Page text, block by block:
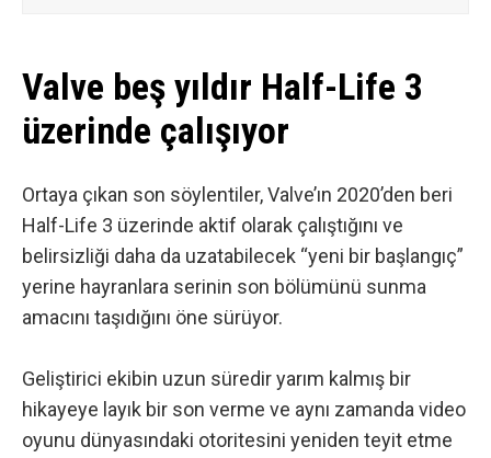
Valve beş yıldır Half-Life 3
üzerinde çalışıyor
Ortaya çıkan son söylentiler, Valve’ın 2020’den beri
Half-Life 3 üzerinde aktif olarak çalıştığını ve
belirsizliği daha da uzatabilecek “yeni bir başlangıç”
yerine hayranlara serinin son bölümünü sunma
amacını taşıdığını öne sürüyor.
Geliştirici ekibin uzun süredir yarım kalmış bir
hikayeye layık bir son verme ve aynı zamanda video
oyunu dünyasındaki otoritesini yeniden teyit etme